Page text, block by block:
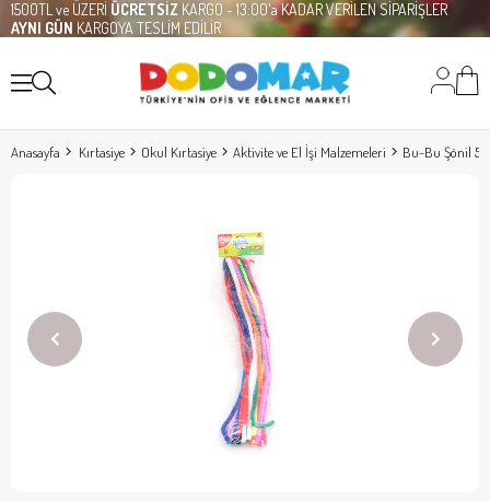
1500TL ve ÜZERİ ÜCRETSİZ KARGO - 13:00'a KADAR VERİLEN SİPARİŞLER
AYNI GÜN KARGOYA TESLİM EDİLİR
Anasayfa Kırtasiye Okul Kırtasiye Aktivite ve El İşi Malzemeleri Bu-Bu Şönil